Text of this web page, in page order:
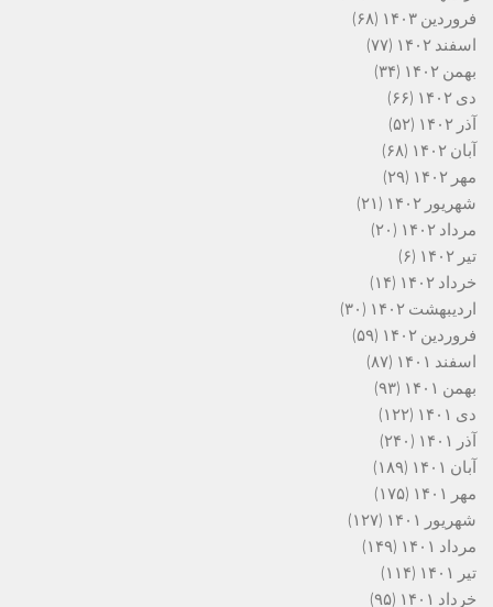
فروردین ۱۴۰۳
(۶۸)
اسفند ۱۴۰۲
(۷۷)
بهمن ۱۴۰۲
(۳۴)
دی ۱۴۰۲
(۶۶)
آذر ۱۴۰۲
(۵۲)
آبان ۱۴۰۲
(۶۸)
مهر ۱۴۰۲
(۲۹)
شهریور ۱۴۰۲
(۲۱)
مرداد ۱۴۰۲
(۲۰)
تیر ۱۴۰۲
(۶)
خرداد ۱۴۰۲
(۱۴)
اردیبهشت ۱۴۰۲
(۳۰)
فروردین ۱۴۰۲
(۵۹)
اسفند ۱۴۰۱
(۸۷)
بهمن ۱۴۰۱
(۹۳)
دی ۱۴۰۱
(۱۲۲)
آذر ۱۴۰۱
(۲۴۰)
آبان ۱۴۰۱
(۱۸۹)
مهر ۱۴۰۱
(۱۷۵)
شهریور ۱۴۰۱
(۱۲۷)
مرداد ۱۴۰۱
(۱۴۹)
تیر ۱۴۰۱
(۱۱۴)
خرداد ۱۴۰۱
(۹۵)